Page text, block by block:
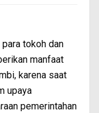
tokoh dan
manfaat
karena saat
upaya
pemerintahan